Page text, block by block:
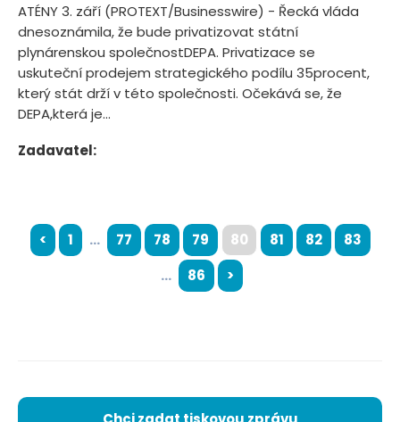
ATÉNY 3. září (PROTEXT/Businesswire) - Řecká vláda
dnesoznámila, že bude privatizovat státní
plynárenskou společnostDEPA. Privatizace se
uskuteční prodejem strategického podílu 35procent,
který stát drží v této společnosti. Očekává se, že
DEPA,která je...
Zadavatel:
< 1 ... 77 78 79 80 81 82
83
...
86 >